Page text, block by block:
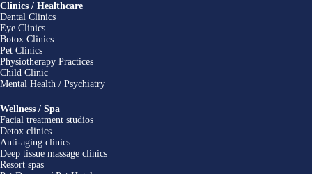
Clinics / Healthcare
Dental Clinics
Eye Clinics
Botox Clinics
Pet Clinics
Physiotherapy Practices
Child Clinic
Mental Health / Psychiatry
Wellness / Spa
Facial treatment studios
Detox clinics
Anti-aging clinics
Deep tissue massage clinics
Resort spas